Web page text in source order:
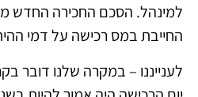
למינהל. הסכם החכירה החדש
החייבת במס רכישה על דמי
לענייננו – במקרה שלנו דובר